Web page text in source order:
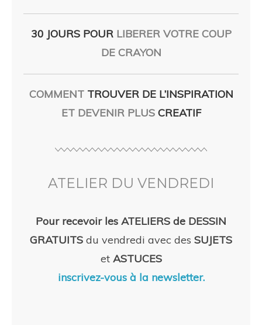
30 JOURS POURLIBERER VOTRE COUP
DE CRAYON
COMMENT TROUVER DE L’INSPIRATION
ET DEVENIR PLUS CREATIF
ATELIER DU VENDREDI
Pour recevoir les ATELIERS de DESSIN
GRATUITS du vendredi avec des SUJETS
et ASTUCES
inscrivez-vous à la newsletter.